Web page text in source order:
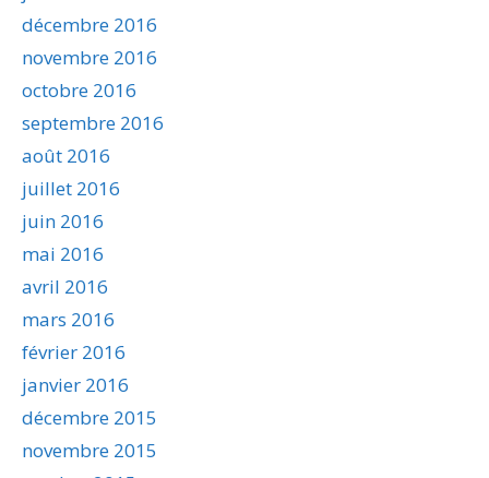
décembre 2016
novembre 2016
octobre 2016
septembre 2016
août 2016
juillet 2016
juin 2016
mai 2016
avril 2016
mars 2016
février 2016
janvier 2016
décembre 2015
novembre 2015